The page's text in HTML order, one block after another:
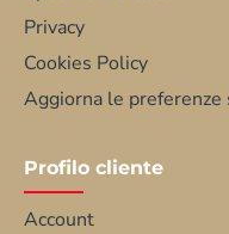
Privacy
Cookies Policy
Aggiorna le preferenze
Profilo cliente
Account